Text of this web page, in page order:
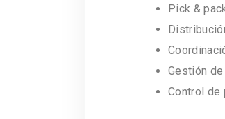
Pick &
Gestión
Control de